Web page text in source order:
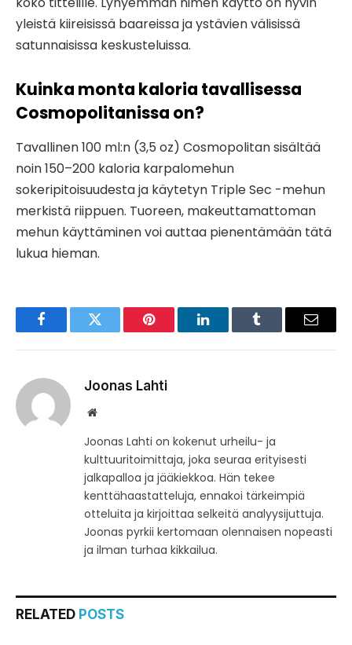
yleistä kiireisissä baareissa ja ystävien välisissä
satunnaisissa keskusteluissa.
Kuinka monta kaloria tavallisessa
Cosmopolitanissa on?
Tavallinen 100 ml:n (3,5 oz) Cosmopolitan sisältää
noin 150–200 kaloria karpalomehun
sokeripitoisuudesta ja käytetyn Triple Sec -mehun
merkistä riippuen. Tuoreen, makeuttamattoman
mehun käyttäminen voi auttaa pienentämään tätä
lukua hieman.
FacebookTwitter Pinterest LinkedInTumblr Email
Joonas Lahti
Website
Joonas Lahti on kokenut urheilu- ja
kulttuuritoimittaja, joka seuraa erityisesti
jalkapalloa ja jääkiekkoa. Hän tekee
kenttähaastatteluja, ennakoi tärkeimpiä
otteluita ja kirjoittaa selkeitä analyysijuttuja.
Joonas pyrkii kertomaan olennaisen nopeasti
ja ilman turhaa kikkailua.
RELATED POSTS